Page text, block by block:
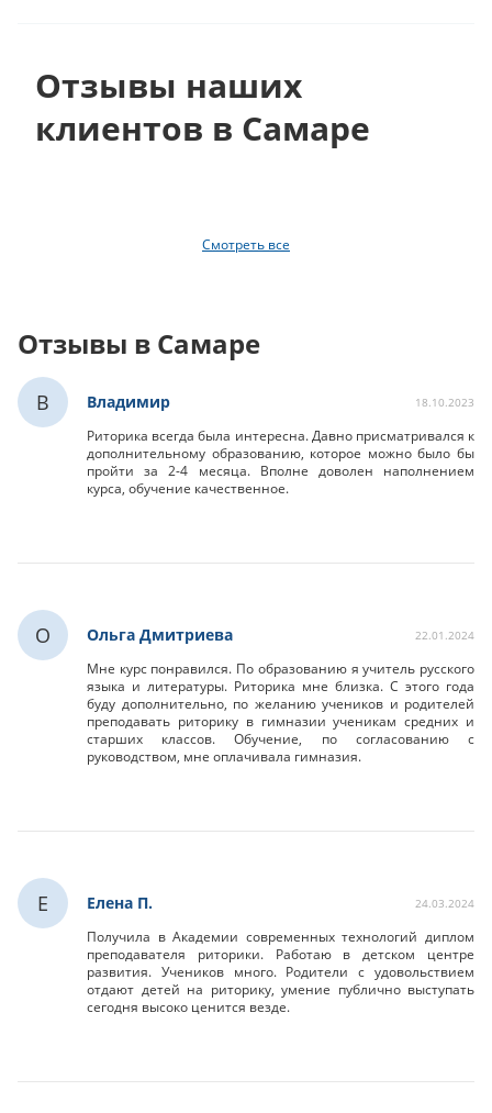
Отзывы наших
клиентов в Самаре
Смотреть все
Отзывы в Самаре
В Владимир 18.10.2023
Риторика всегда была интересна. Давно присматривался к
дополнительному образованию, которое можно было бы
пройти за 2-4 месяца. Вполне доволен наполнением
курса, обучение качественное.
О Ольга Дмитриева 22.01.2024
Мне курс понравился. По образованию я учитель русского
языка и литературы. Риторика мне близка. С этого года
буду дополнительно, по желанию учеников и родителей
преподавать риторику в гимназии ученикам средних и
старших классов. Обучение, по согласованию с
руководством, мне оплачивала гимназия.
Е Елена П. 24.03.2024
Получила в Академии современных технологий диплом
преподавателя риторики. Работаю в детском центре
развития. Учеников много. Родители с удовольствием
отдают детей на риторику, умение публично выступать
сегодня высоко ценится везде.